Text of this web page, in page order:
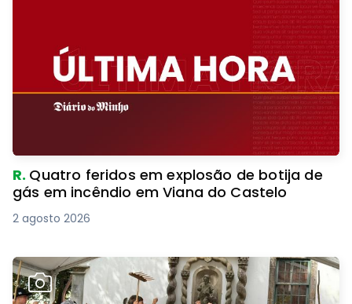
R. Quatro feridos em explosão de botija de
gás em incêndio em Viana do Castelo
2 agosto 2026